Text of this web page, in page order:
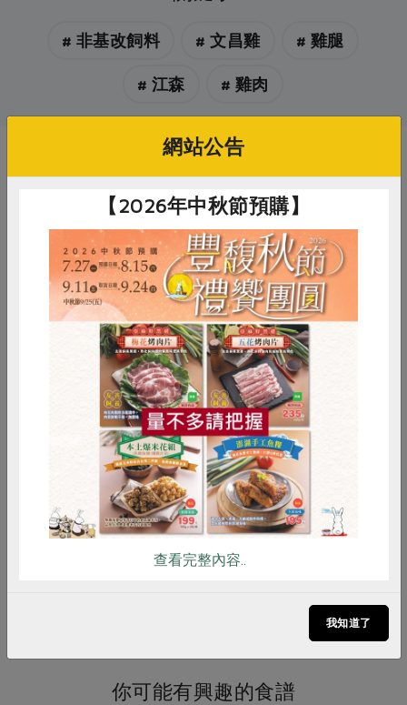
# 非基改飼料 # 文昌雞 # 雞腿
# 江森 # 雞肉
你可能有興趣的產品
柏香肉品有限公司
台灣善糧黃金土雞二節翅(柏
$99 暫無庫存
江森貿易股份有限公司
善糧文昌雞去骨雞腿
350公克
葷 冷凍
$460 暫無庫存
你可能有興趣的食譜
RPET 食譜 減硝酸鹽
雞蛋 食安 共同購買
網站公告
【2026年中秋節預購】
查看完整內容..
我知道了